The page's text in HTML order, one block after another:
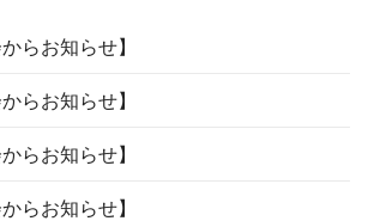
らお知らせ】
らお知らせ】
らお知らせ】
らお知らせ】